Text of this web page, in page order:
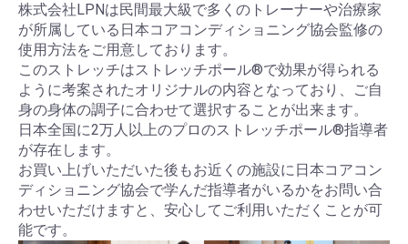
株式会社LPNは民間最大級で多くのトレーナーや治療家
が所属している日本コアコンディショニング協会監修の
使用方法をご用意しております。
このストレッチはストレッチポール®で効果が得られる
ように考案されたオリジナルの内容となっており、ご自
身の身体の調子に合わせて選択することが出来ます。
日本全国に2万人以上のプロのストレッチポール®指導者
が存在します。
お買い上げいただいた後もお近くの施設に日本コアコン
ディショニング協会で学んだ指導者がいるかをお問い合
わせいただけますと、安心してご利用いただくことが可
能です。